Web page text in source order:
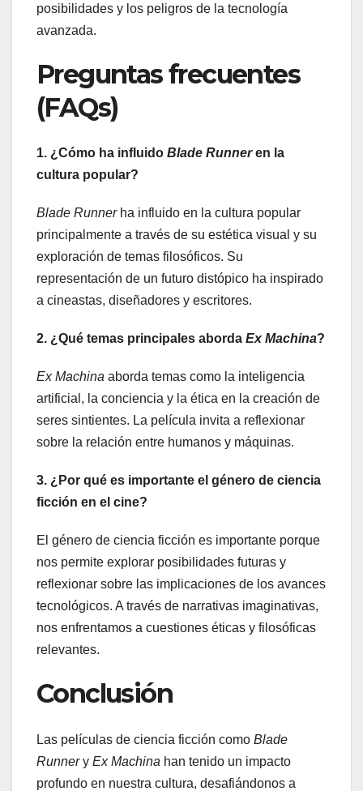
posibilidades y los peligros de la tecnología
avanzada.
Preguntas frecuentes
(FAQs)
1. ¿Cómo ha influido Blade Runneren la
cultura popular?
Blade Runnerha influido en la cultura popular
principalmente a través de su estética visual y su
exploración de temas filosóficos. Su
representación de un futuro distópico ha inspirado
a cineastas, diseñadores y escritores.
2. ¿Qué temas principales aborda Ex Machina?
Ex Machina aborda temas como la inteligencia
artificial, la conciencia y la ética en la creación de
seres sintientes. La película invita a reflexionar
sobre la relación entre humanos y máquinas.
3. ¿Por qué es importante el género de ciencia
ficción en el cine?
El género de ciencia ficción es importante porque
nos permite explorar posibilidades futuras y
reflexionar sobre las implicaciones de los avances
tecnológicos. A través de narrativas imaginativas,
nos enfrentamos a cuestiones éticas y filosóficas
relevantes.
Conclusión
Las películas de ciencia ficción como Blade
Runnery Ex Machina han tenido un impacto
profundo en nuestra cultura, desafiándonos a